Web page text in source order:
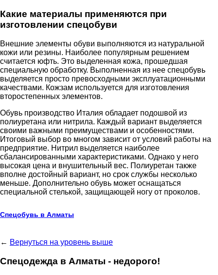
Какие материалы применяются при
изготовлении спецобуви
Внешние элементы обуви выполняются из натуральной
кожи или резины. Наиболее популярным решением
считается юфть. Это выделенная кожа, прошедшая
специальную обработку. Выполненная из нее спецобувь
выделяется просто превосходными эксплуатационными
качествами. Кожзам используется для изготовления
второстепенных элементов.
Обувь производство Италия обладает подошвой из
полиуретана или нитрила. Каждый вариант выделяется
своими важными преимуществами и особенностями.
Итоговый выбор во многом зависит от условий работы на
предприятие. Нитрил выделяется наиболее
сбалансированными характеристиками. Однако у него
высокая цена и внушительный вес. Полиуретан также
вполне достойный вариант, но срок службы несколько
меньше. Дополнительно обувь может оснащаться
специальной стелькой, защищающей ногу от проколов.
Спецобувь в Алматы
← Вернуться на уровень выше
Спецодежда в Алматы - недорого!